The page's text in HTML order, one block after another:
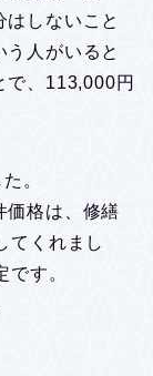
しないこと
人がいると
で、113,000円
。
価格は、修繕
てくれまし
す。